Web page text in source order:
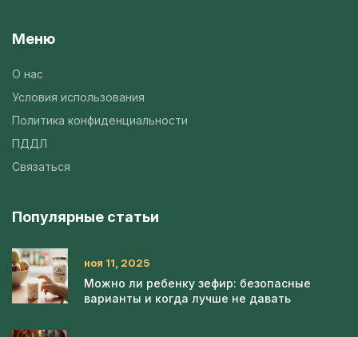
Меню
О нас
Условия использования
Политика конфиденциальности
ПДДЛ
Связаться
Популярные статьи
ноя 11, 2025
Можно ли ребенку зефир: безопасные
варианты и когда лучше не давать